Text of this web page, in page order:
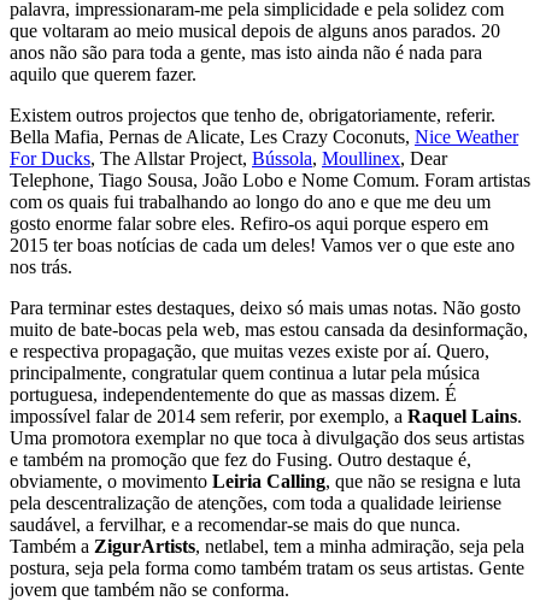
palavra, impressionaram-me pela simplicidade e pela solidez com
que voltaram ao meio musical depois de alguns anos parados. 20
anos não são para toda a gente, mas isto ainda não é nada para
aquilo que querem fazer.
Existem outros projectos que tenho de, obrigatoriamente, referir.
Bella Mafia, Pernas de Alicate, Les Crazy Coconuts, Nice Weather
For Ducks, The Allstar Project, Bússola, Moullinex, Dear
Telephone, Tiago Sousa, João Lobo e Nome Comum. Foram artistas
com os quais fui trabalhando ao longo do ano e que me deu um
gosto enorme falar sobre eles. Refiro-os aqui porque espero em
2015 ter boas notícias de cada um deles! Vamos ver o que este ano
nos trás.
Para terminar estes destaques, deixo só mais umas notas. Não gosto
muito de bate-bocas pela web, mas estou cansada da desinformação,
e respectiva propagação, que muitas vezes existe por aí. Quero,
principalmente, congratular quem continua a lutar pela música
portuguesa, independentemente do que as massas dizem. É
impossível falar de 2014 sem referir, por exemplo, a Raquel Lains.
Uma promotora exemplar no que toca à divulgação dos seus artistas
e também na promoção que fez do Fusing. Outro destaque é,
obviamente, o movimento Leiria Calling, que não se resigna e luta
pela descentralização de atenções, com toda a qualidade leiriense
saudável, a fervilhar, e a recomendar-se mais do que nunca.
Também a ZigurArtists, netlabel, tem a minha admiração, seja pela
postura, seja pela forma como também tratam os seus artistas. Gente
jovem que também não se conforma.